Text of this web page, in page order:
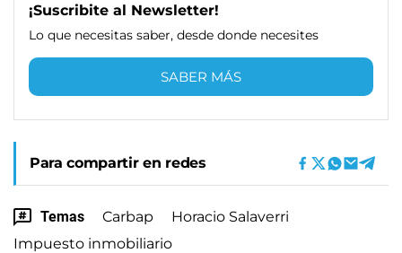
¡Suscribite al Newsletter!
Lo que necesitas saber, desde donde necesites
SABER MÁS
Para compartir en redes
Temas Carbap
Horacio Salaverri
Impuesto inmobiliario